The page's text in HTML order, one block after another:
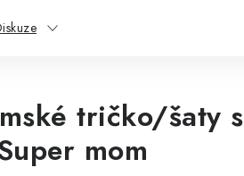
tričko/šaty s
mom